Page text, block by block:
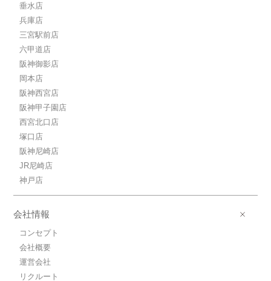
垂水店
兵庫店
三宮駅前店
六甲道店
阪神御影店
岡本店
阪神西宮店
阪神甲子園店
西宮北口店
塚口店
阪神尼崎店
JR尼崎店
神戸店
会社情報
コンセプト
会社概要
運営会社
リクルート